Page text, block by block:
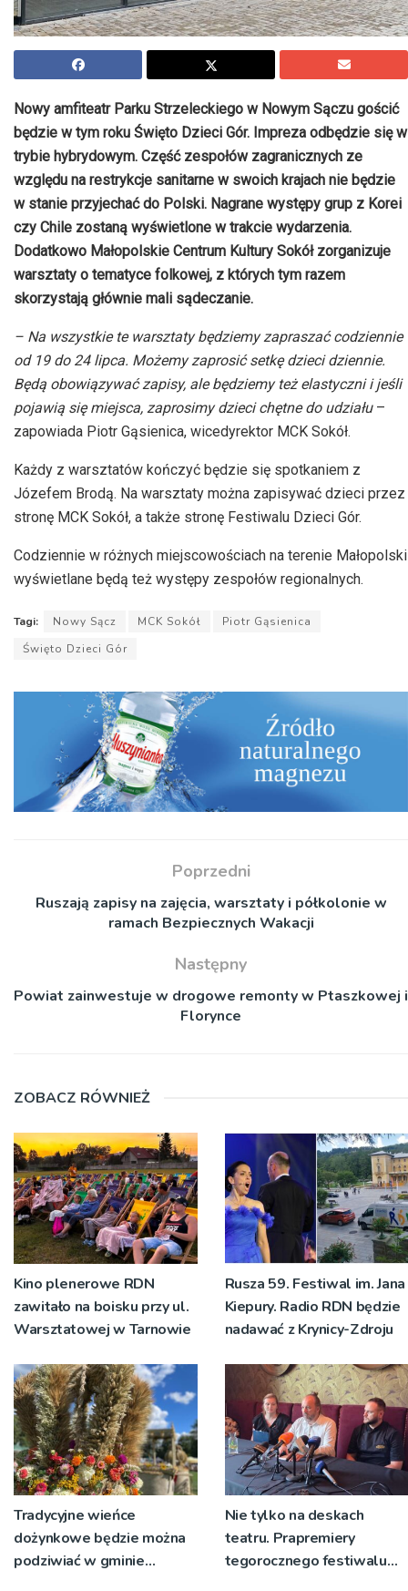
Nowy amfiteatr Parku Strzeleckiego w Nowym Sączu gościć
będzie w tym roku Święto Dzieci Gór. Impreza odbędzie się w
trybie hybrydowym. Część zespołów zagranicznych ze
względu na restrykcje sanitarne w swoich krajach nie będzie
w stanie przyjechać do Polski. Nagrane występy grup z Korei
czy Chile zostaną wyświetlone w trakcie wydarzenia.
Dodatkowo Małopolskie Centrum Kultury Sokół zorganizuje
warsztaty o tematyce folkowej, z których tym razem
skorzystają głównie mali sądeczanie.
– Na wszystkie te warsztaty będziemy zapraszać codziennie
od 19 do 24 lipca. Możemy zaprosić setkę dzieci dziennie.
Będą obowiązywać zapisy, ale będziemy też elastyczni i jeśli
pojawią się miejsca, zaprosimy dzieci chętne do udziału–
zapowiada Piotr Gąsienica, wicedyrektor MCK Sokół.
Każdy z warsztatów kończyć będzie się spotkaniem z
Józefem Brodą. Na warsztaty można zapisywać dzieci przez
stronę MCK Sokół, a także stronę Festiwalu Dzieci Gór.
Codziennie w różnych miejscowościach na terenie Małopolski
wyświetlane będą też występy zespołów regionalnych.
Tagi: Nowy Sącz MCK Sokół
Piotr Gąsienica
Święto Dzieci Gór
Poprzedni
Ruszają zapisy na zajęcia, warsztaty i półkolonie w
ramach Bezpiecznych Wakacji
Następny
Powiat zainwestuje w drogowe remonty w Ptaszkowej i
Florynce
ZOBACZ RÓWNIEŻ
Kino plenerowe RDN
zawitało na boisku przy ul.
Warsztatowej w Tarnowie
Rusza 59. Festiwal im. Jana
Kiepury. Radio RDN będzie
nadawać z Krynicy-Zdroju
Tradycyjne wieńce
dożynkowe będzie można
podziwiać w gminie
Nie tylko na deskach
teatru. Prapremiery
tegorocznego festiwalu